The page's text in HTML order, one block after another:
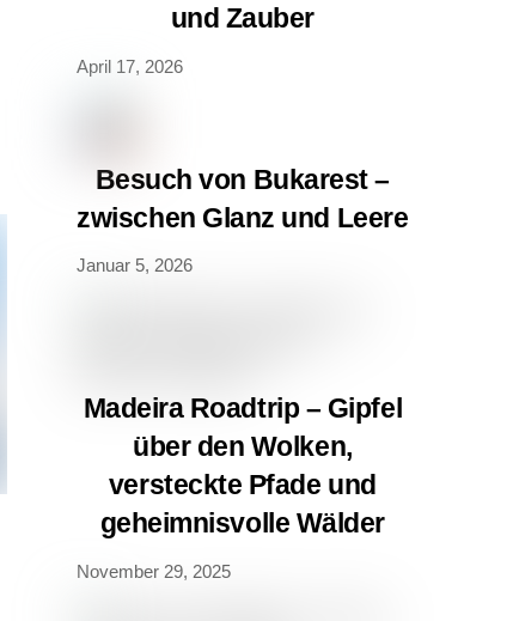
und Zauber
April 17, 2026
Besuch von Bukarest –
zwischen Glanz und Leere
Januar 5, 2026
Madeira Roadtrip – Gipfel
über den Wolken,
versteckte Pfade und
geheimnisvolle Wälder
November 29, 2025